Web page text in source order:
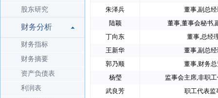
股东研究
财务分析
财务指标
财务摘要
资产负债表
利润表
朱泽兵
董事,副总经
陆颖
董事,董事会秘书,
丁向东
董事,总经
王新华
董事,副总经
郭乃顺
董事,财务总
杨瑩
监事会主席,非职
武良芳
职工代表监